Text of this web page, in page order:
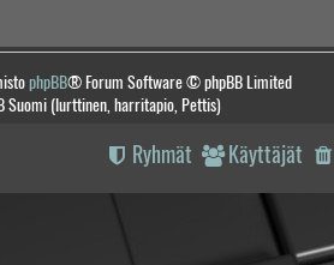
phpBB® Forum Software © phpBB Limited
Suomi (lurttinen, harritapio, Pettis)
Käyttäjät
Ryhmät